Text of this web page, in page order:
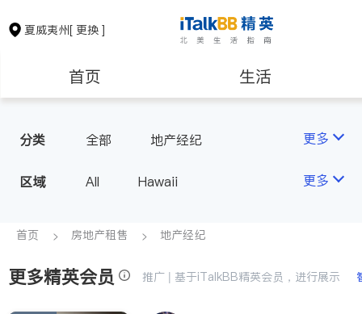
夏威夷州[ 更换 ]
首页 生活
房地产租售
教育
非盈利组织
分类 全部 地产经纪 更多
区域 All Hawaii 更多
首页 房地产租售 地产经纪
更多精英会员 推广 | 基于iTalkBB精英会员，进行展示